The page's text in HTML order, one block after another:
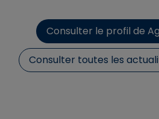
Consulter le profil de
Consulter toutes les